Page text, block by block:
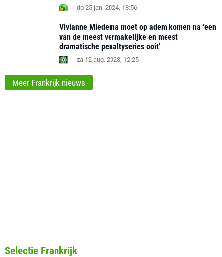
do 25 jan. 2024, 18:56
Vivianne Miedema moet op adem komen na 'een
van de meest vermakelijke en meest
dramatische penaltyseries ooit'
za 12 aug. 2023, 12:25
Meer Frankrijk nieuws
Selectie Frankrijk